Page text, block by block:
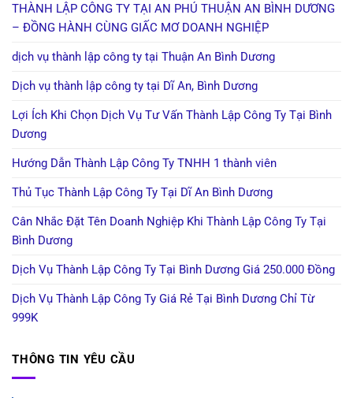
THÀNH LẬP CÔNG TY TẠI AN PHÚ THUẬN AN BÌNH DƯƠNG
– ĐỒNG HÀNH CÙNG GIẤC MƠ DOANH NGHIỆP
dịch vụ thành lập công ty tại Thuận An Bình Dương
Dịch vụ thành lập công ty tại Dĩ An, Bình Dương
Lợi Ích Khi Chọn Dịch Vụ Tư Vấn Thành Lập Công Ty Tại Bình
Dương
Hướng Dẫn Thành Lập Công Ty TNHH 1 thành viên
Thủ Tục Thành Lập Công Ty Tại Dĩ An Bình Dương
Cân Nhắc Đặt Tên Doanh Nghiệp Khi Thành Lập Công Ty Tại
Bình Dương
Dịch Vụ Thành Lập Công Ty Tại Bình Dương Giá 250.000 Đồng
Dịch Vụ Thành Lập Công Ty Giá Rẻ Tại Bình Dương Chỉ Từ
999K
THÔNG TIN YÊU CẦU